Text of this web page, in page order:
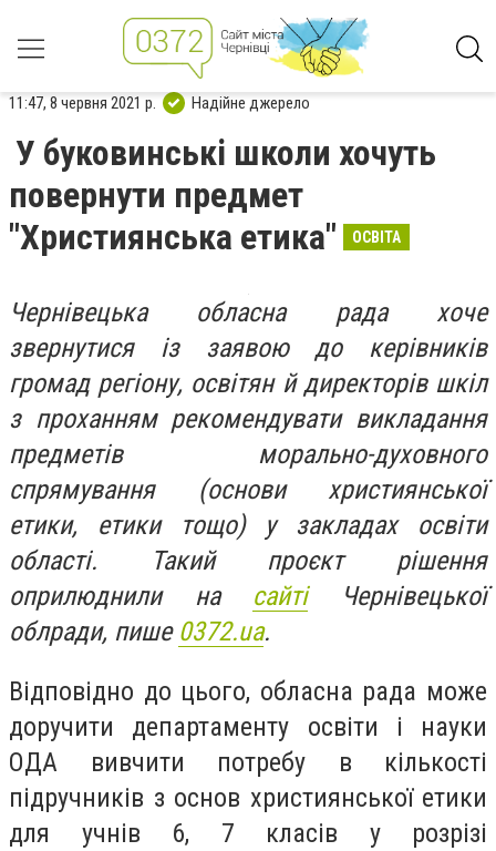
11:47, 8 червня 2021 р. Надійне джерело
У буковинські школи хочуть
повернути предмет
"Християнська етика"
ОСВІТА
Чернівецька обласна рада хоче
звернутися із заявою до керівників
громад регіону, освітян й директорів шкіл
з проханням рекомендувати викладання
предметів морально-духовного
спрямування (основи християнської
етики, етики тощо) у закладах освіти
області. Такий проєкт рішення
оприлюднили на сайтіЧернівецької
облради, пише 0372.ua.
Відповідно до цього, обласна рада може
доручити департаменту освіти і науки
ОДА вивчити потребу в кількості
підручників з основ християнської етики
для учнів 6, 7 класів у розрізі